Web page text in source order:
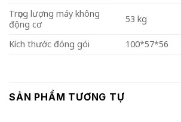
Trọng lượng máy không
động cơ
53 kg
Kích thước đóng gói 100*57*56
SẢN PHẨM TƯƠNG TỰ